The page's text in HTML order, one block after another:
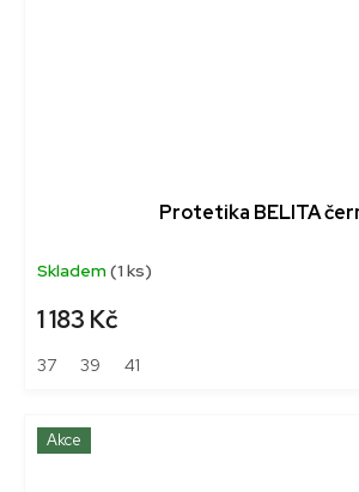
Protetika BELITA
Skladem(1 ks)
1 183 Kč
37 39 41
Akce